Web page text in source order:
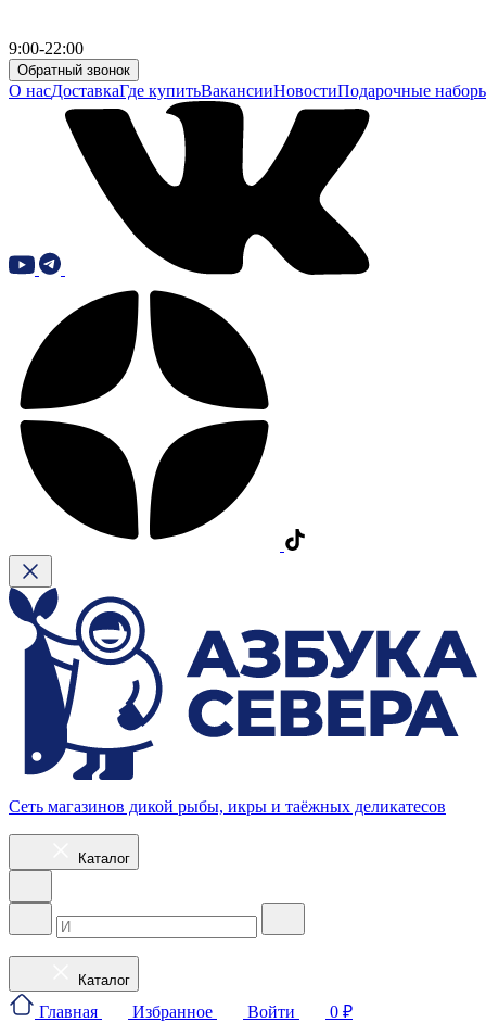
9:00-22:00
Обратный звонок
О насДоставкаГде купитьВакансииНовостиПодарочные
Сеть магазинов дикой рыбы, икры и таёжных деликатесов
Каталог
Каталог
Главная Избранное Войти 0 ₽